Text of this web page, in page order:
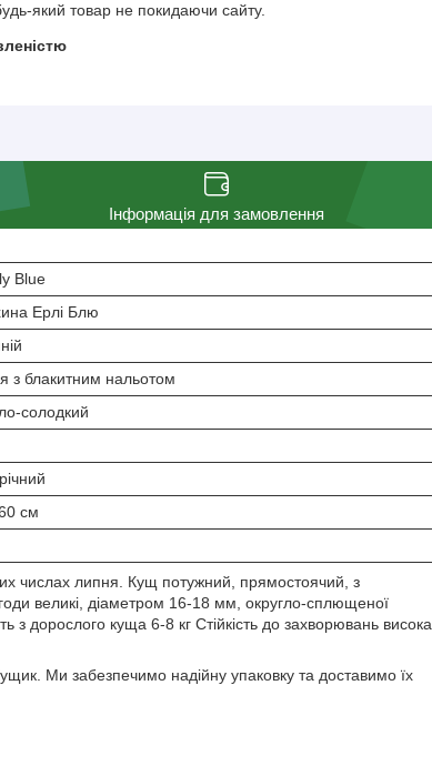
який товар не покидаючи сайту.
Інформація для замовлення
Blue
Ерлі Блю
з блакитним нальотом
солодкий
см
числах липня. Кущ потужний, прямостоячий, з
великі, діаметром 16-18 мм, округло-сплющеної
дорослого куща 6-8 кг Стійкість до захворювань висока
Ми забезпечимо надійну упаковку та доставимо їх